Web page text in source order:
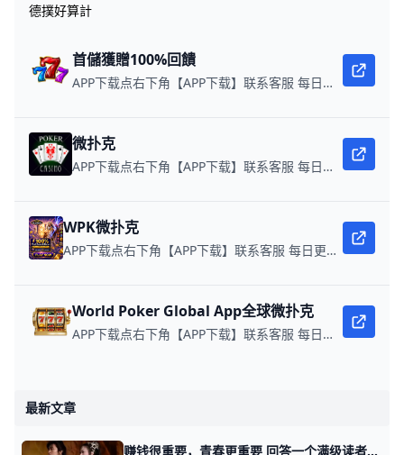
德撲好算計
首儲獲贈100%回饋
APP下载点右下角【APP下载】联系客服 每日更新可用链接 每日保底獎池10,000美金
微扑克
APP下载点右下角【APP下载】联系客服 每日更新可用链接 微扑克 WPK真人在线约局，领WPK钻石。
WPK微扑克
APP下载点右下角【APP下载】联系客服 每日更新可用链接 微扑克 WPK真人在线约局，wepoker德州约局，加微信客服上下分，领WPK钻石。
World Poker Global App全球微扑克
APP下载点右下角【APP下载】联系客服 每日更新可用链接 在线玩扑克，赢取真钱。
最新文章
赚钱很重要，青春更重要 回答一个满级读者的问题。 那天他看了我的处女作小说，一个35岁中年失业老男人的自救。 留言讲了很多很多自己的情况和规划。 你写的太多了，我想概括一